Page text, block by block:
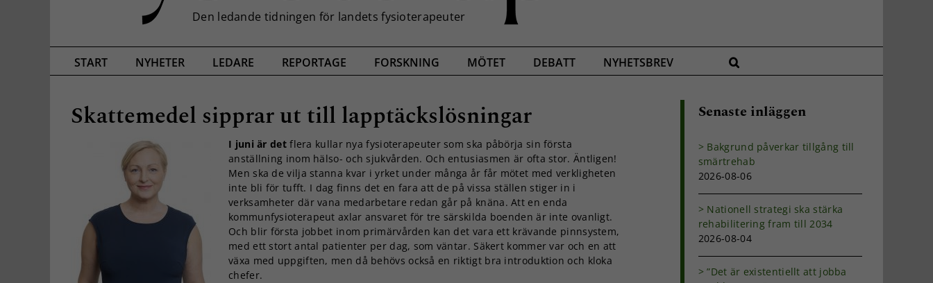
START NYHETER LEDARE REPORTAGE FORSKNING MÖTET DEBATT NYHETSBREV
Skattemedel sipprar ut till lapptäckslösningar
I juni är detflera kullar nya fysioterapeuter som ska påbörja sin första
anställning inom hälso- och sjukvården. Och entusiasmen är ofta stor. Äntligen!
Men ska de vilja stanna kvar i yrket under många år får mötet med verkligheten
inte bli för tufft. I dag finns det en fara att de på vissa ställen stiger in i
verksamheter där vana medarbetare redan går på knäna. Att en enda
kommunfysioterapeut axlar ansvaret för tre särskilda boenden är inte ovanligt.
Och blir första jobbet inom primärvården kan det vara ett krävande pinnsystem,
med ett stort antal patienter per dag, som väntar. Säkert kommer var och en att
växa med uppgiften, men då behövs också en riktigt bra introduktion och kloka
chefer.
Senaste inläggen
Bakgrund påverkar tillgång till
smärtrehab
2026-08-06
Nationell strategi ska stärka
rehabilitering fram till 2034
2026-08-04
”Det är existentiellt att jobba